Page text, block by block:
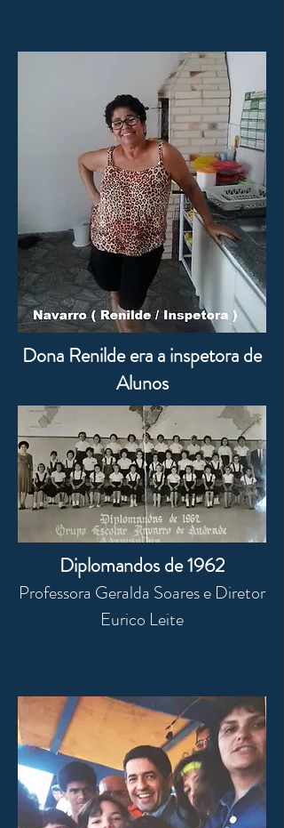
Dona Renilde era a inspetora de
Alunos
Diplomandos de 1962
Professora Geralda Soares e Diretor
Eurico Leite